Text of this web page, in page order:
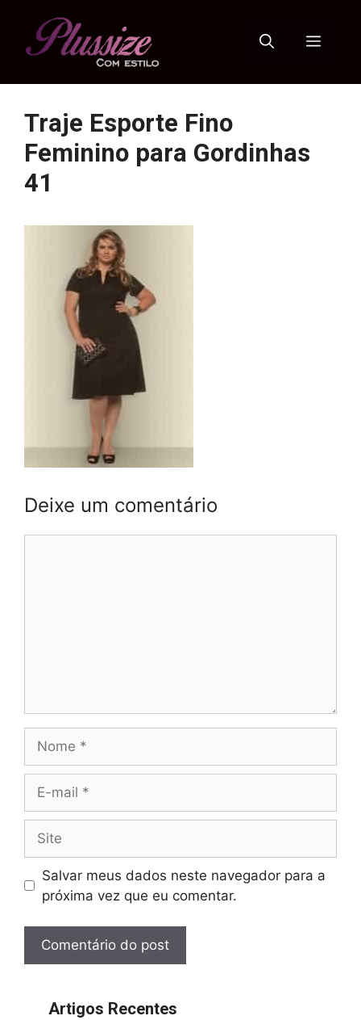
Menu
Traje Esporte Fino
Feminino para Gordinhas
41
Deixe um comentário
mail
Salvar meus dados neste navegador para a
próxima vez que eu comentar.
Artigos Recentes